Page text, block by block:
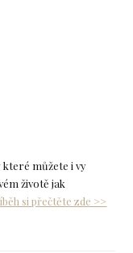
které můžete i vy
životě jak
si přečtěte zde >>